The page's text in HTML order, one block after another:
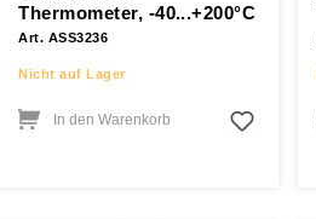
Thermometer, -40...+200°C
Art. ASS3236
Nicht auf Lager
In den Warenkorb